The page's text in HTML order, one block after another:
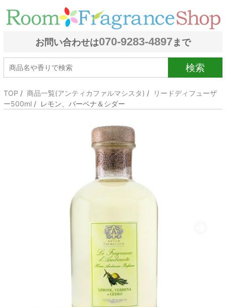
お問い合わせは070-9283-4897まで
検索
TOP / 商品一覧(アンティカファルマシスタ) /
リードディフューザ
ー500ml / レモン、バーベナ＆シダー